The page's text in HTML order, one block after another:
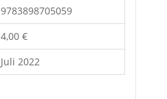
9783898705059
4,00 €
Juli 2022